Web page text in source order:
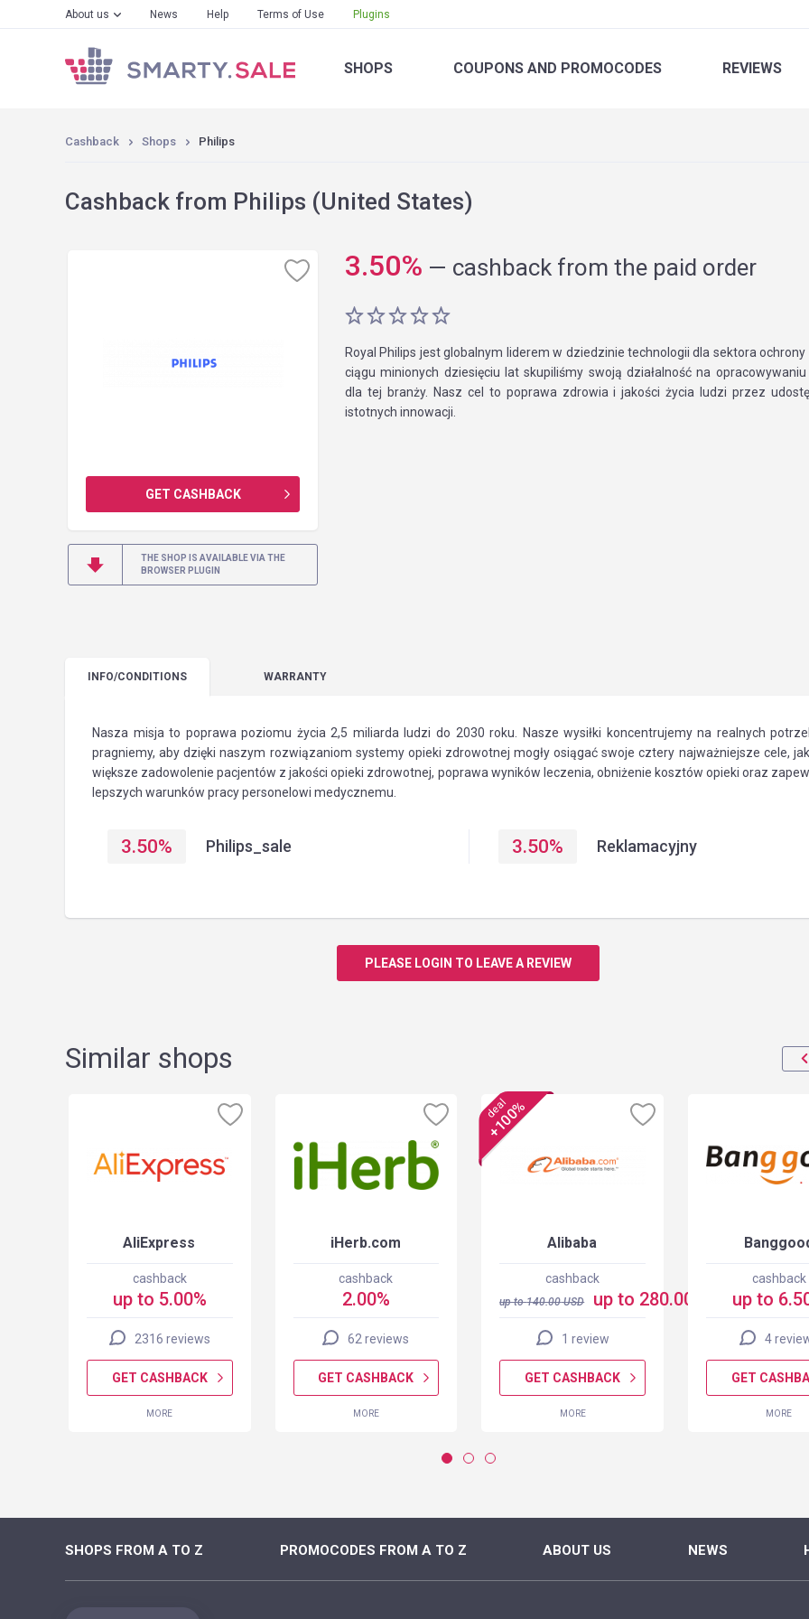
About us News Help Terms of Use Plugins
SHOPS COUPONS AND PROMOCODES REVIEWS
Cashback Shops Philips
Cashback from Philips (United States)
GET CASHBACK
THE SHOP IS AVAILABLE VIA THE
BROWSER PLUGIN
3.50% — cashback from the paid order
Royal Philips jest globalnym liderem w dziedzinie technologii dla sektora ochrony
ciągu minionych dziesięciu lat skupiliśmy swoją działalność na
dla tej branży. Nasz cel to poprawa zdrowia i jakości życia ludzi przez
istotnych innowacji.
INFO/CONDITIONS WARRANTY
Nasza misja to poprawa poziomu życia 2,5 miliarda ludzi do 2030 roku. Nasze wysiłki koncentrujemy na realnych
pragniemy, aby dzięki naszym rozwiązaniom systemy opieki zdrowotnej mogły osiągać swoje cztery najważniejsze cele,
większe zadowolenie pacjentów z jakości opieki zdrowotnej, poprawa wyników leczenia, obniżenie kosztów opieki oraz
lepszych warunków pracy personelowi medycznemu.
3.50% Philips_sale 3.50% Reklamacyjny
PLEASE LOGIN TO LEAVE A REVIEW
Similar shops
AliExpress
cashback
up to 5.00%
2316 reviews
GET CASHBACK
MORE
iHerb.com
cashback
2.00%
62 reviews
GET CASHBACK
MORE
deal
+100%
Alibaba
cashback
up to140.00USD up to 280.00 USD
1 review
GET CASHBACK
MORE
cashback
up to
4
GET
MORE
SHOPS FROM A TO Z PROMOCODES FROM A TO Z ABOUT US NEWS